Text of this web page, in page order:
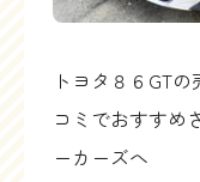
トヨタ８６GT
コミでおすすめ
ーカーズへ